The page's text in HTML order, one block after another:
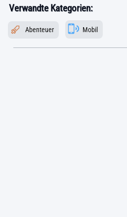
Verwandte Kategorien:
Abenteuer Mobil